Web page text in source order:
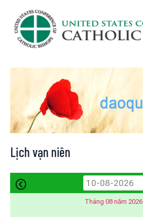
Lịch vạn niên
Tháng 08 năm 2026